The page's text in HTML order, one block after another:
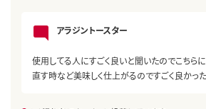
アラジントースター
使用してる人にすごく良いと聞いたのでこちら
直す時など美味しく仕上がるのですごく良かった